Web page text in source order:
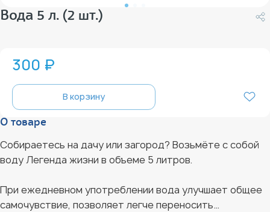
Вода 5 л. (2 шт.)
О товаре
Собираетесь на дачу или загород? Возьмёте с собой
воду Легенда жизни в объеме 5 литров.
При ежедневном употреблении вода улучшает общее
самочувствие, позволяет легче переносить
300 ₽
В корзину